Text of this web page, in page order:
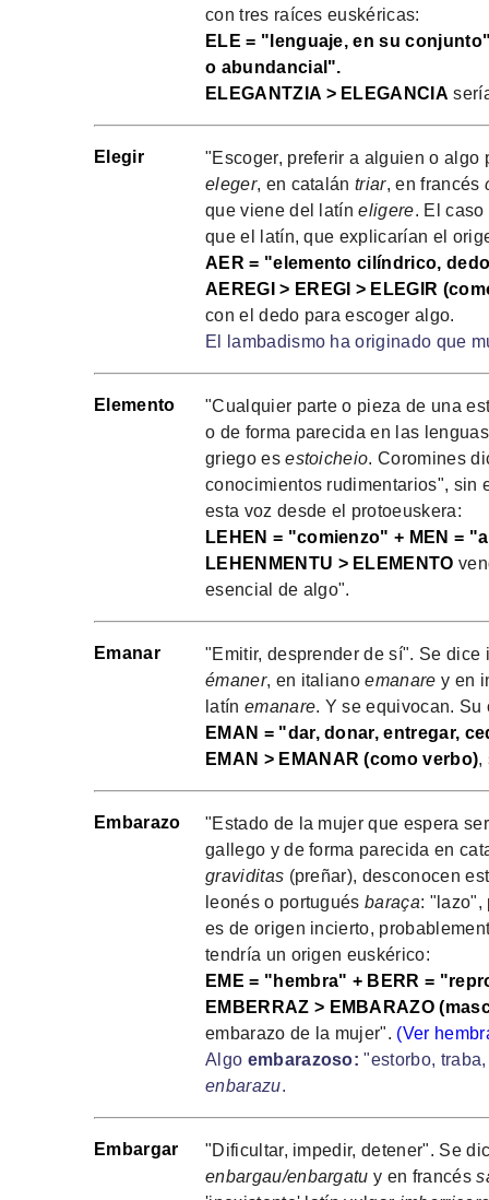
con tres raíces euskéricas:
ELE = "lenguaje, en su
o abundancial".
ELEGANTZIA > ELEGANCIA
Elegir
"Escoger, preferir a alguien o
eleger, en catalántriar, en francés
que viene del latíneligere. El
que el latín, que explicarían el
AER = "elemento cilíndrico,
AEREGI > EREGI > ELEGIR
con el dedo para escoger algo.
El lambadismo ha originado que
Elemento
"Cualquier parte o pieza de una
o de forma parecida en las
griego esestoicheio. Coromines
conocimientos rudimentarios", sin
esta voz desde el protoeuskera:
LEHEN = "comienzo" + MEN =
LEHENMENTU > ELEMENTO
esencial de algo".
Emanar
"Emitir, desprender de sí". Se
émaner, en italianoemanare y en
latín emanare. Y se equivocan.
EMAN = "dar, donar, entregar,
EMAN > EMANAR (como verbo),
Embarazo
"Estado de la mujer que espera
gallego y de forma parecida en
graviditas (preñar), desconocen
leonés o portuguésbaraça: "lazo",
es de origen incierto,
tendría un origen euskérico:
EME = "hembra" + BERR =
EMBERRAZ > EMBARAZO
embarazo de la mujer". (Ver
Algo embarazoso: "estorbo,
enbarazu.
Embargar
"Dificultar, impedir, detener". Se
enbargau/enbargatu y en francés